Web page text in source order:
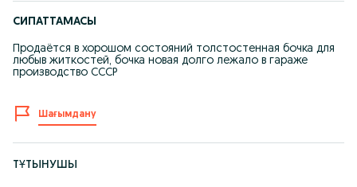
СИПАТТАМАСЫ
Продаётся в хорошом состояний толстостенная бочка для
любыв житкостей, бочка новая долго лежало в гараже
производство СССР
Шағымдану
ТҰТЫНУШЫ